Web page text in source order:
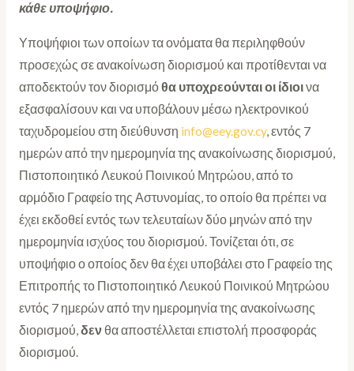
κάθε υποψήφιο.
Υποψήφιοι των οποίων τα ονόματα θα περιληφθούν
προσεχώς σε ανακοίνωση διορισμού και προτίθενται να
αποδεκτούν τον διορισμόθα υποχρεούνται οι ίδιοινα
εξασφαλίσουν και να υποβάλουν μέσω ηλεκτρονικού
ταχυδρομείου στη διεύθυνση info@eey.gov.cy, εντός 7
ημερών από την ημερομηνία της ανακοίνωσης διορισμού,
Πιστοποιητικό Λευκού Ποινικού Μητρώου, από το
αρμόδιο Γραφείο της Αστυνομίας, το οποίο θα πρέπει να
έχει εκδοθεί εντός των τελευταίων δύο μηνών από την
ημερομηνία ισχύος του διορισμού. Τονίζεται ότι, σε
υποψήφιο ο οποίος δεν θα έχει υποβάλει στο Γραφείο της
Επιτροπής το Πιστοποιητικό Λευκού Ποινικού Μητρώου
εντός 7 ημερών από την ημερομηνία της ανακοίνωσης
διορισμού,δεν θα αποστέλλεται επιστολή προσφοράς
διορισμού.